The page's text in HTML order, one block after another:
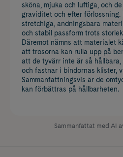
sköna, mjuka och luftiga, och
graviditet och efter
stretchiga, andningsbara
och stabil passform trots
Däremot nämns att materialet
att trosorna kan rulla upp på
att de tyvärr inte är så
och fastnar i bindornas klister,
Sammanfattningsvis är de
kan förbättras på hållbarheten.
Sammanfattat med AI